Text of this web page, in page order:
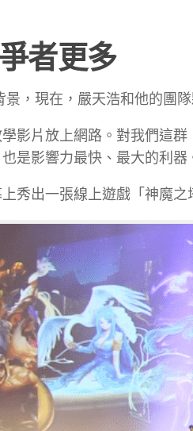
者更多
，現在，嚴天浩和他的團
影片放上網路。對我們這
是影響力最快、最大的利器
秀出一張線上遊戲「神魔之